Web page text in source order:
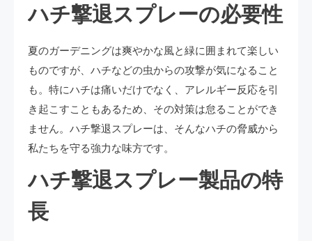
ハチ撃退スプレーの必要性
夏のガーデニングは爽やかな風と緑に囲まれて楽しい
ものですが、ハチなどの虫からの攻撃が気になること
も。特にハチは痛いだけでなく、アレルギー反応を引
き起こすこともあるため、その対策は怠ることができ
ません。ハチ撃退スプレーは、そんなハチの脅威から
私たちを守る強力な味方です。
ハチ撃退スプレー製品の特
長